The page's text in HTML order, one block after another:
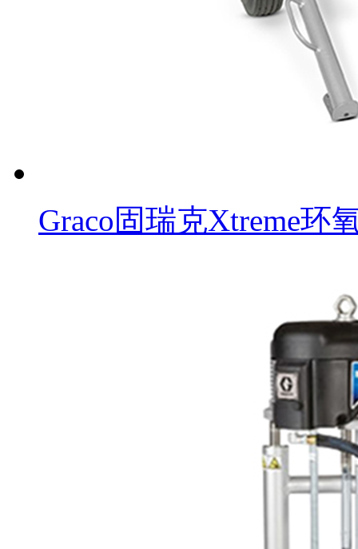
Graco固瑞克Xtreme环